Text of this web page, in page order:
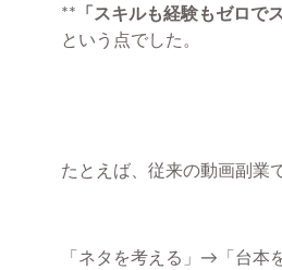
** 「スキルも経験もゼロで
という点でした。
たとえば、従来の動画副業
「ネタを考える」→「台本